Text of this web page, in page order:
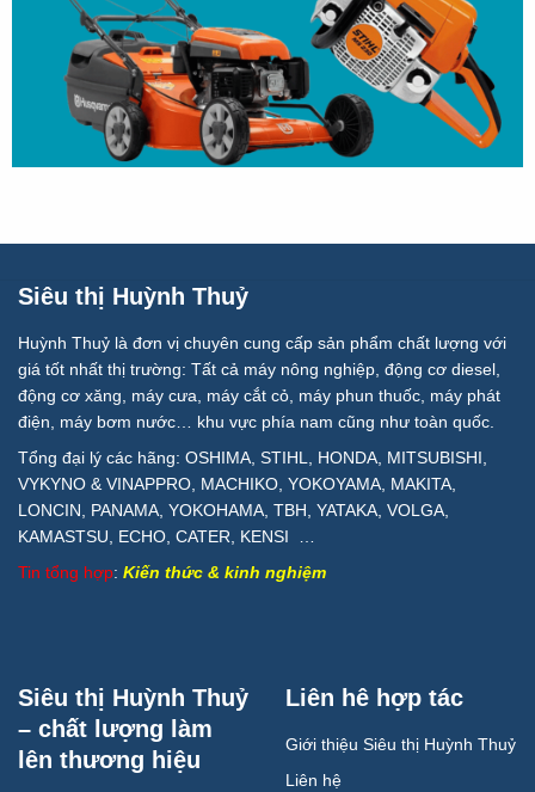
Siêu thị Huỳnh Thuỷ
Huỳnh Thuỷ là đơn vị chuyên cung cấp sản phẩm chất lượng với
giá tốt nhất thị trường: Tất cả máy nông nghiệp, động cơ diesel,
động cơ xăng, máy cưa, máy cắt cỏ, máy phun thuốc, máy phát
điện, máy bơm nước… khu vực phía nam cũng như toàn quốc.
Tổng đại lý các hãng: OSHIMA, STIHL, HONDA, MITSUBISHI,
VYKYNO & VINAPPRO, MACHIKO, YOKOYAMA, MAKITA,
LONCIN, PANAMA, YOKOHAMA, TBH, YATAKA, VOLGA,
KAMASTSU, ECHO, CATER, KENSI …
Tin tổng hợp: Kiến thức & kinh nghiệm
Siêu thị Huỳnh Thuỷ
– chất lượng làm
lên thương hiệu
Liên hê hợp tác
Giới thiệu Siêu thị Huỳnh Thuỷ
Liên hệ